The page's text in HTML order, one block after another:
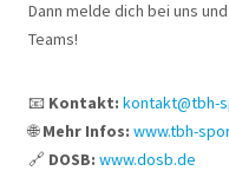
Dann melde dich bei uns
Teams!
📧 Kontakt: kontakt@tbh-
🌐Mehr Infos: www.tbh-
🔗 DOSB: www.dosb.de